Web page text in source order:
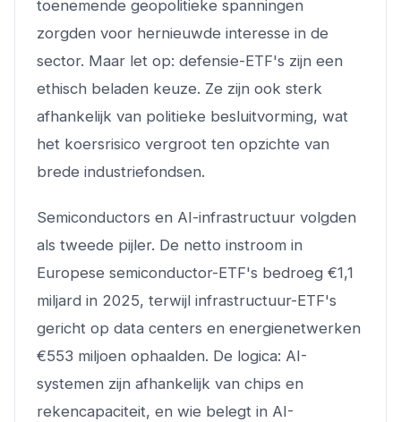
toenemende geopolitieke spanningen
zorgden voor hernieuwde interesse in de
sector. Maar let op: defensie-ETF's zijn een
ethisch beladen keuze. Ze zijn ook sterk
afhankelijk van politieke besluitvorming, wat
het koersrisico vergroot ten opzichte van
brede industriefondsen.
Semiconductors en AI-infrastructuur volgden
als tweede pijler. De netto instroom in
Europese semiconductor-ETF's bedroeg €1,1
miljard in 2025, terwijl infrastructuur-ETF's
gericht op data centers en energienetwerken
€553 miljoen ophaalden. De logica: AI-
systemen zijn afhankelijk van chips en
rekencapaciteit, en wie belegt in AI-